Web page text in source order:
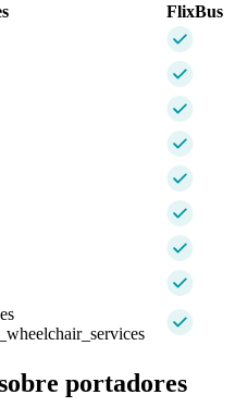
FlixBus
portadores